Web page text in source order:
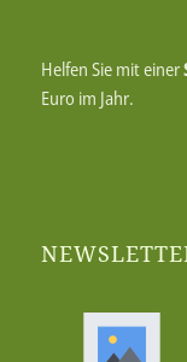
Helfen Sie mit einer
Euro im Jahr.